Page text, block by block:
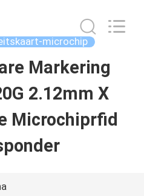
microchip
Markering
2.12mm X
Microchiprfid